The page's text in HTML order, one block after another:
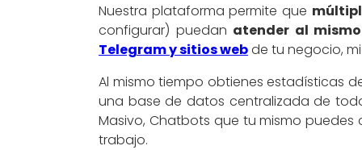
Nuestra plataforma permite que
configurar) puedan atender al
Telegram y sitios webde tu negocio,
Al mismo tiempo obtienes estadísticas
una base de datos centralizada de
Masivo, Chatbots que tu mismo
trabajo.